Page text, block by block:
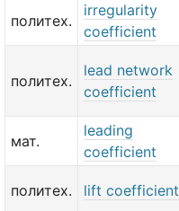
политех.
irregularity
coefficient
политех.
lead network
coefficient
мат.
leading
coefficient
политех. lift coefficient